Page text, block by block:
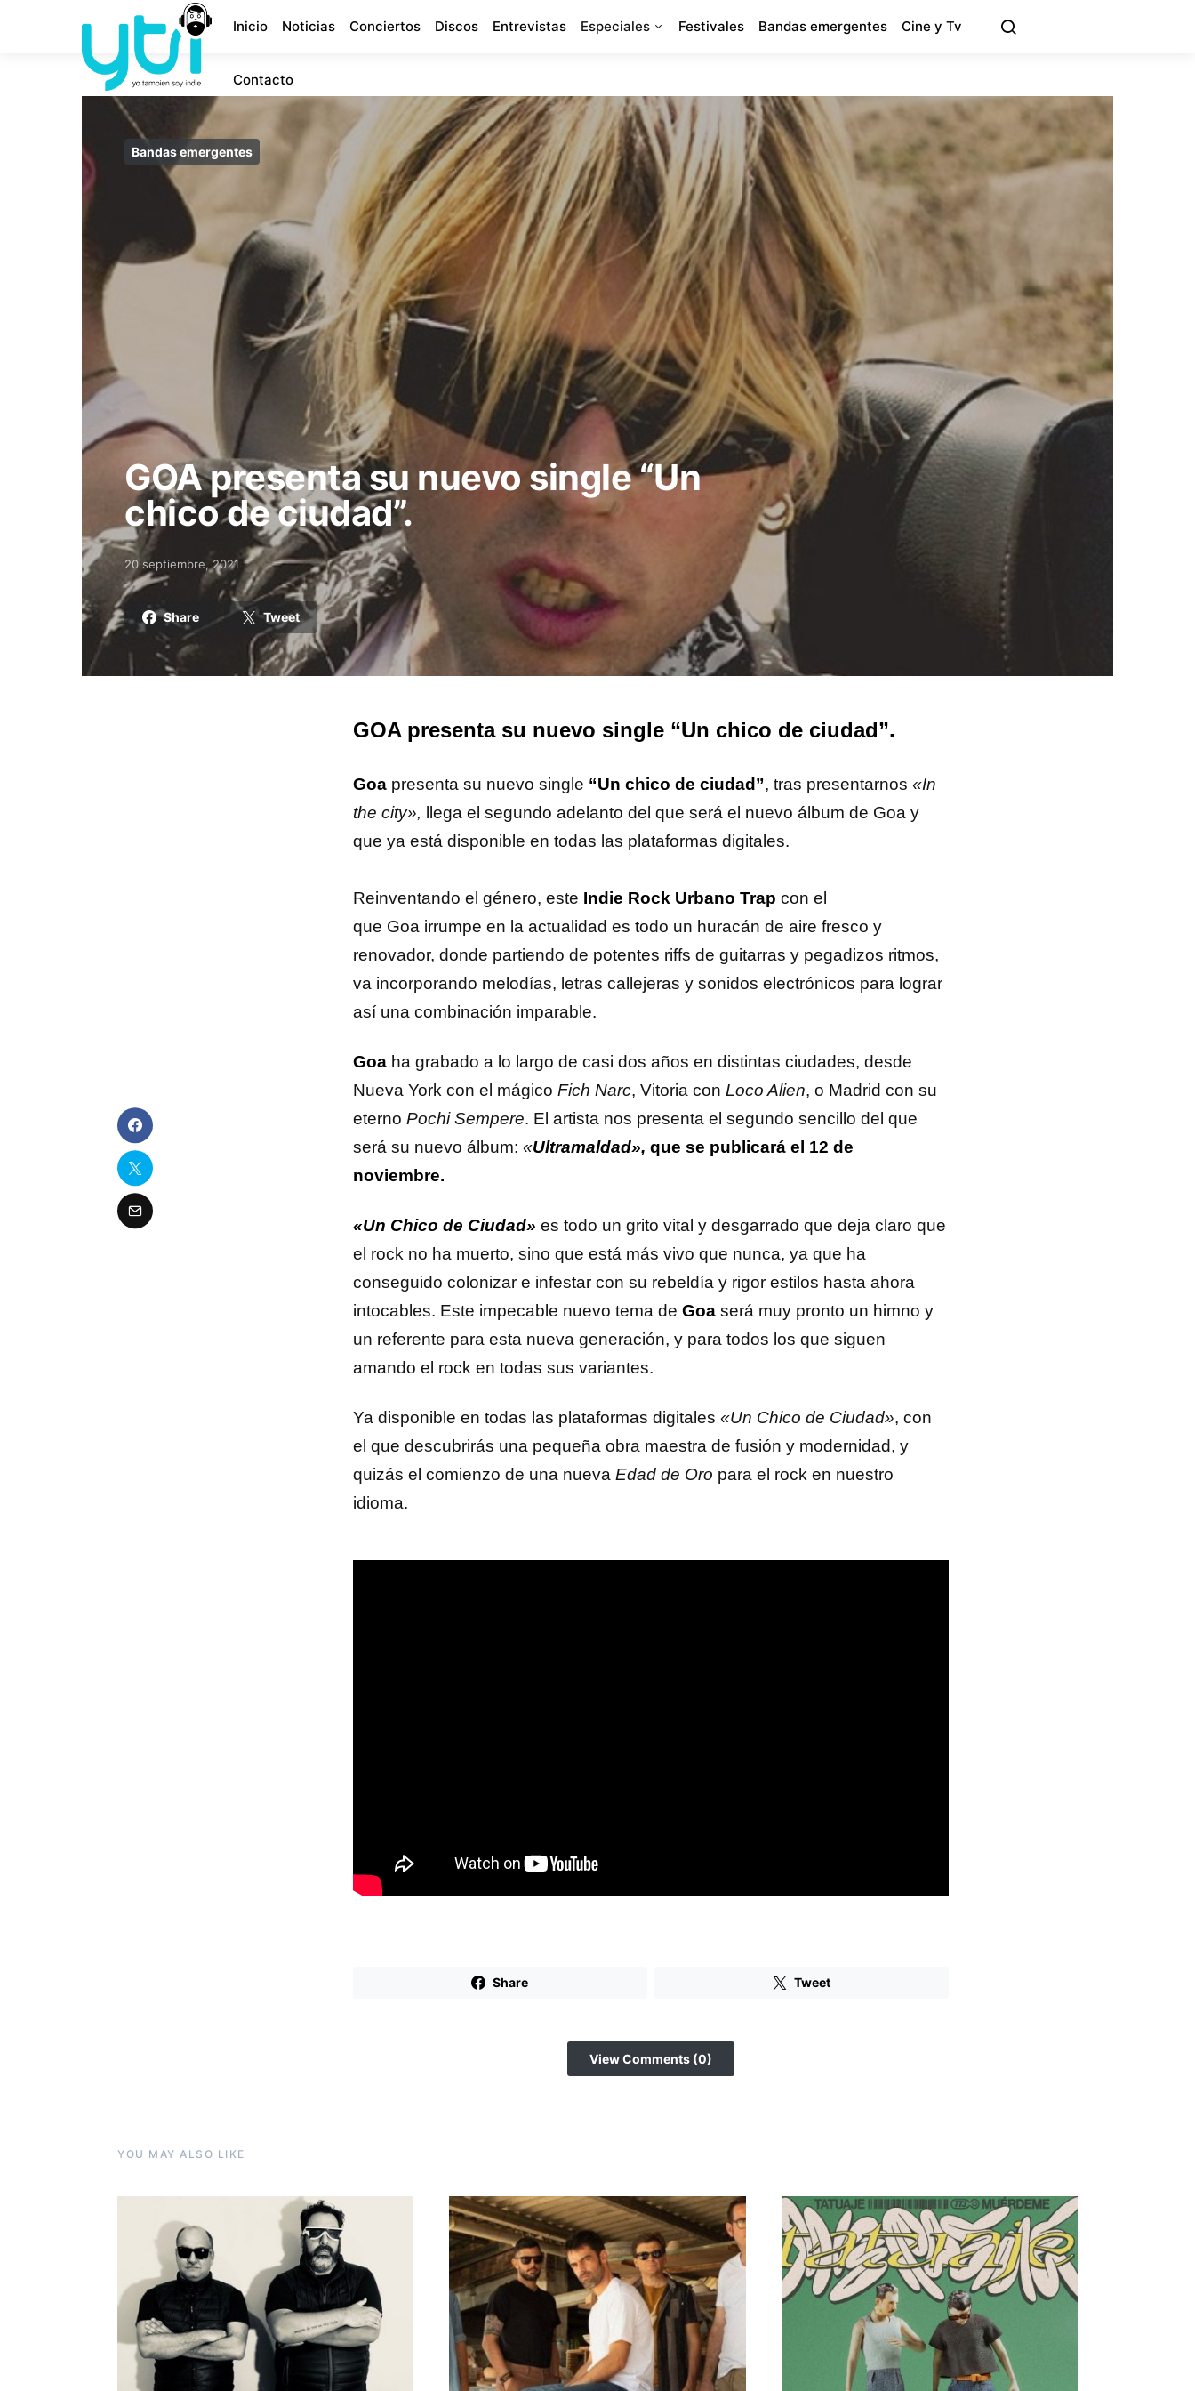
Inicio Noticias Conciertos Discos Entrevistas Especiales Festivales Bandas emergentes Cine y Tv
Contacto
Bandas emergentes
GOA presenta su nuevo single “Un
chico de ciudad”.
Posted on
20 septiembre, 2021
Share Tweet
GOA presenta su nuevo single “Un chico de ciudad”.
Goa presenta su nuevo single “Un chico de ciudad”, tras presentarnos «In
the city»,
llega el segundo adelanto del que será el nuevo álbum de Goa y
que ya está disponible en todas las plataformas digitales.
Reinventando el género, este Indie Rock Urbano Trap con el
que Goa irrumpe en la actualidad es todo un huracán de aire fresco y
renovador, donde partiendo de potentes riffs de guitarras y pegadizos ritmos,
va incorporando melodías, letras callejeras y sonidos electrónicos para lograr
así una combinación imparable.
Goa ha grabado a lo largo de casi dos años en distintas ciudades, desde
Nueva York con el mágico Fich Narc, Vitoria con Loco Alien, o Madrid con su
eterno Pochi Sempere. El artista nos presenta el segundo sencillo del que
será su nuevo álbum: «Ultramaldad», que se publicará el 12 de
noviembre.
«Un Chico de Ciudad» es todo un grito vital y desgarrado que deja claro que
el rock no ha muerto, sino que está más vivo que nunca, ya que ha
conseguido colonizar e infestar con su rebeldía y rigor estilos hasta ahora
intocables. Este impecable nuevo tema de Goa será muy pronto un himno y
un referente para esta nueva generación, y para todos los que siguen
amando el rock en todas sus variantes.
Ya disponible en todas las plataformas digitales «Un Chico de Ciudad», con
el que descubrirás una pequeña obra maestra de fusión y modernidad, y
quizás el comienzo de una nueva Edad de Oro para el rock en nuestro
idioma.
Share Tweet
View Comments (0)
YOU MAY ALSO LIKE